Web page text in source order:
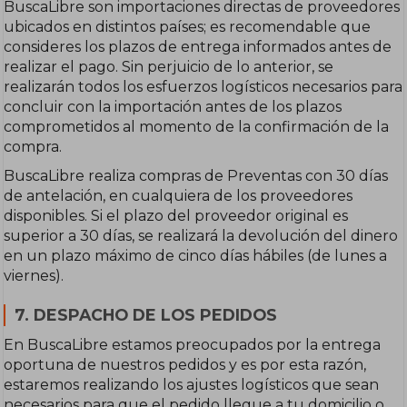
BuscaLibre son importaciones directas de proveedores
ubicados en distintos países; es recomendable que
consideres los plazos de entrega informados antes de
realizar el pago. Sin perjuicio de lo anterior, se
realizarán todos los esfuerzos logísticos necesarios para
concluir con la importación antes de los plazos
comprometidos al momento de la confirmación de la
compra.
BuscaLibre realiza compras de Preventas con 30 días
de antelación, en cualquiera de los proveedores
disponibles. Si el plazo del proveedor original es
superior a 30 días, se realizará la devolución del dinero
en un plazo máximo de cinco días hábiles (de lunes a
viernes).
7. DESPACHO DE LOS PEDIDOS
En BuscaLibre estamos preocupados por la entrega
oportuna de nuestros pedidos y es por esta razón,
estaremos realizando los ajustes logísticos que sean